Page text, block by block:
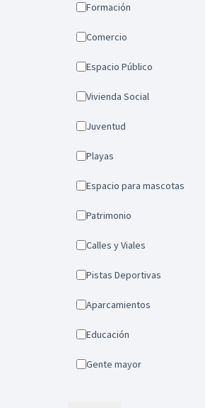
Formación
Comercio
Espacio Público
Vivienda Social
Juventud
Playas
Espacio para mascotas
Patrimonio
Calles y Viales
Pistas Deportivas
Aparcamientos
Educación
Gente mayor